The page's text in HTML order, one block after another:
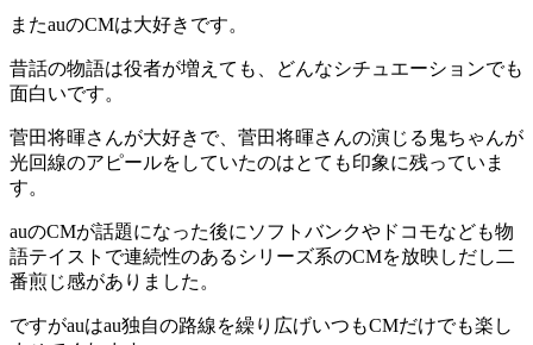
またauのCMは大好きです。
昔話の物語は役者が増えても、どんなシチュエーションでも
面白いです。
菅田将暉さんが大好きで、菅田将暉さんの演じる鬼ちゃんが
光回線のアピールをしていたのはとても印象に残っていま
す。
auのCMが話題になった後にソフトバンクやドコモなども物
語テイストで連続性のあるシリーズ系のCMを放映しだし二
番煎じ感がありました。
ですがauはau独自の路線を繰り広げいつもCMだけでも楽し